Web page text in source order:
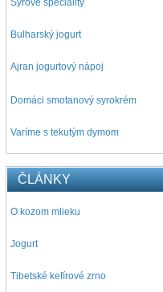
Syrové špeciality
Bulharský jogurt
Ajran jogurtový nápoj
Domáci smotanový syrokrém
Varíme s tekutým dymom
ČLÁNKY
O kozom mlieku
Jogurt
Tibetské kefírové zrno